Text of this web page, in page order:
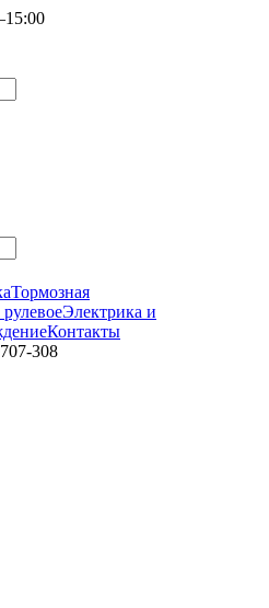
Тормозная
Электрика и
Контакты
308